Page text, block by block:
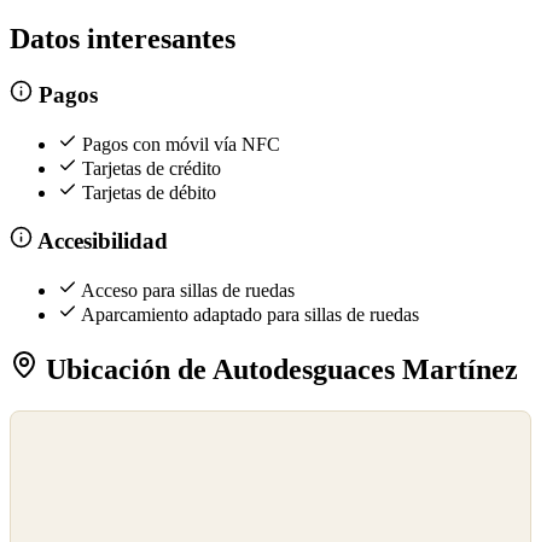
Datos interesantes
Pagos
Pagos con móvil vía NFC
Tarjetas de crédito
Tarjetas de débito
Accesibilidad
Acceso para sillas de ruedas
Aparcamiento adaptado para sillas de ruedas
Ubicación de Autodesguaces Martínez